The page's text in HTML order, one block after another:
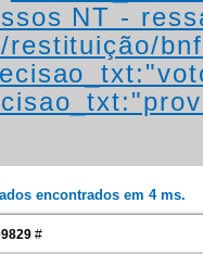
NT -
restituição/
encontrados em 4 ms.
#